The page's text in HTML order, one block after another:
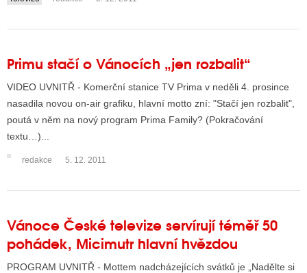
Primu stačí o Vánocích „jen rozbalit“
VIDEO UVNITŘ - Komerční stanice TV Prima v neděli 4. prosince
nasadila novou on-air grafiku, hlavní motto zní: "Stačí jen rozbalit",
poutá v něm na nový program Prima Family? (Pokračování
textu…)...
redakce 5. 12. 2011
Vánoce České televize servírují téměř 50
pohádek, Micimutr hlavní hvězdou
PROGRAM UVNITŘ - Mottem nadcházejících svátků je „Nadělte si